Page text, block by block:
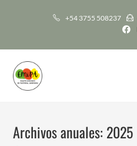
+54 3755 508237
Archivos anuales: 2025